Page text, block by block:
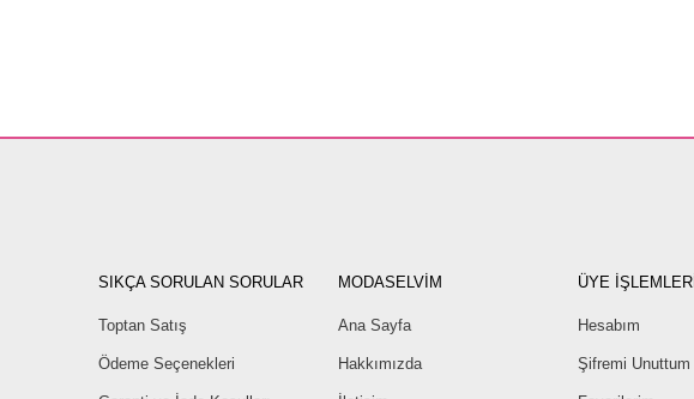
SIKÇA SORULAN SORULAR
Toptan Satış
Ödeme Seçenekleri
MODASELVİM
Ana Sayfa
Hakkımızda
ÜYE İŞLEMLERİ
Hesabım
Şifremi Unuttum